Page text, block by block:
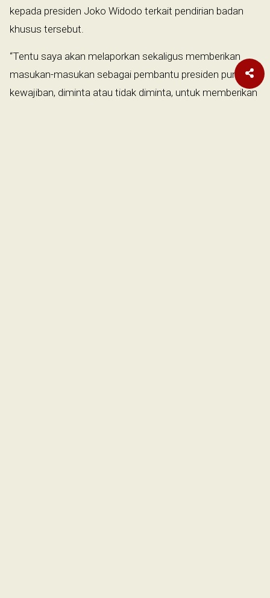
kepada presiden Joko Widodo terkait pendirian badan
khusus tersebut.
“Tentu saya akan melaporkan sekaligus memberikan
masukan-masukan sebagai pembantu presiden punya
kewajiban, diminta atau tidak diminta, untuk memberikan